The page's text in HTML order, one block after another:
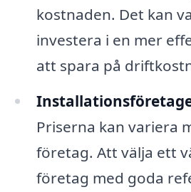
kostnaden. Det kan
investera i en mer
att spara på
Priserna kan variera
företag. Att välja ett
företag med goda